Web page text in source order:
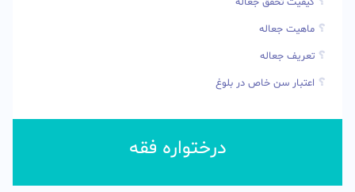
ماهیت جعاله
تعریف جعاله
اعتبار سن خاص در بلوغ
درختواره فقه